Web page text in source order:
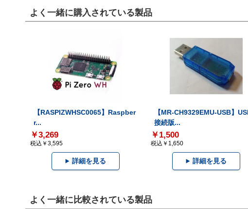
よく一緒に購入されている製品
【RASPIZWHSC0065】Raspber
r...
￥3,269
税込￥3,595
詳細を見る
【MR-CH9329EMU-USB】
接続版...
￥1,500
税込￥1,650
詳細を見る
よく一緒に比較されている製品